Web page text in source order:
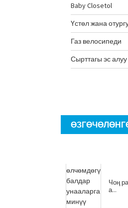
Baby Closetol
Үстөл жана
Газ велосипеди
Сырттагы эс
Чоң
а...